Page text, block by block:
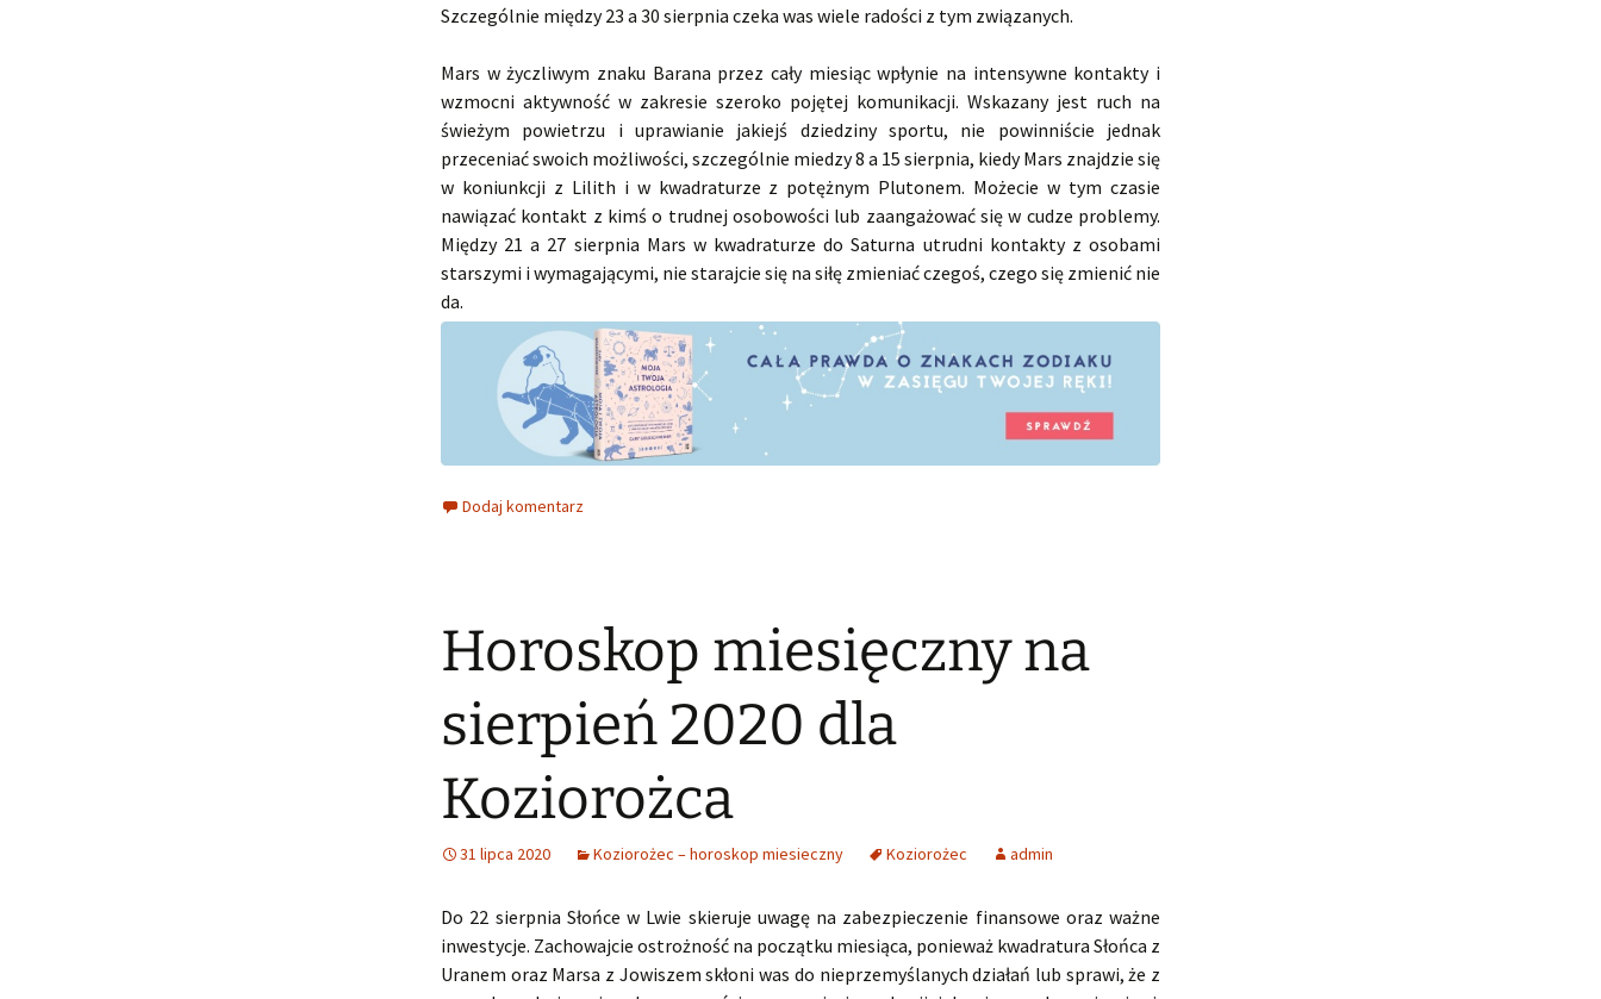
Szczególnie między 23 a 30 sierpnia czeka was wiele radości z tym związanych.
Mars w życzliwym znaku Barana przez cały miesiąc wpłynie na intensywne kontakty i
wzmocni aktywność w zakresie szeroko pojętej komunikacji. Wskazany jest ruch na
świeżym powietrzu i uprawianie jakiejś dziedziny sportu, nie powinniście jednak
przeceniać swoich możliwości, szczególnie miedzy 8 a 15 sierpnia, kiedy Mars znajdzie się
w koniunkcji z Lilith i w kwadraturze z potężnym Plutonem. Możecie w tym czasie
nawiązać kontakt z kimś o trudnej osobowości lub zaangażować się w cudze problemy.
Między 21 a 27 sierpnia Mars w kwadraturze do Saturna utrudni kontakty z osobami
starszymi i wymagającymi, nie starajcie się na siłę zmieniać czegoś, czego się zmienić nie
da.
Dodaj komentarz
Horoskop miesięczny na
sierpień 2020 dla
Koziorożca
31 lipca 2020 Koziorożec – horoskop miesieczny Koziorożec admin
Do 22 sierpnia Słońce w Lwie skieruje uwagę na zabezpieczenie finansowe oraz ważne
inwestycje. Zachowajcie ostrożność na początku miesiąca, ponieważ kwadratura Słońca z
Uranem oraz Marsa z Jowiszem skłoni was do nieprzemyślanych działań lub sprawi, że z